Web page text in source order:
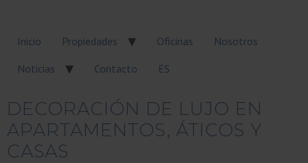
Inicio Propiedades Oficinas
Nosotros
Noticias
Contacto ES
DECORACIÓN DE LUJO EN
APARTAMENTOS, ÁTICOS Y
CASAS